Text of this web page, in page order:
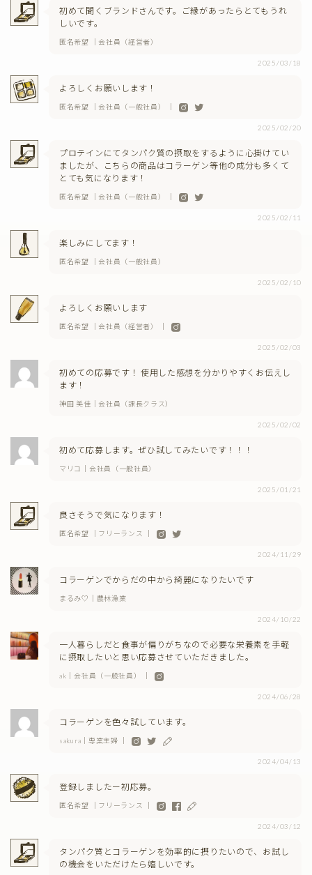
初めて聞くブランドさんです。ご縁があったらとてもうれ
しいです。
匿名希望 ｜会社員（経営者）
2025/03/18
よろしくお願いします！
匿名希望 ｜会社員（一般社員） ｜
2025/02/20
プロテインにてタンパク質の摂取をするように心掛けてい
ましたが、こちらの商品はコラーゲン等他の成分も多くて
とても気になります！
匿名希望 ｜会社員（一般社員） ｜
2025/02/11
楽しみにしてます！
匿名希望 ｜会社員（一般社員）
2025/02/10
よろしくお願いします
匿名希望 ｜会社員（経営者） ｜
2025/02/03
初めての応募です！ 使用した感想を分かりやすくお伝えし
ます！
神田 美佳｜会社員（課長クラス）
2025/02/02
初めて応募します。ぜひ試してみたいです！！！
マリコ｜会社員（一般社員）
2025/01/21
良さそうで気になります！
匿名希望 ｜フリーランス ｜
2024/11/29
コラーゲンでからだの中から綺麗になりたいです
まるみ♡｜農林漁業
2024/10/22
一人暮らしだと食事が偏りがちなので必要な栄養素を手軽
に摂取したいと思い応募させていただきました。
ak｜会社員（一般社員） ｜
2024/06/28
コラーゲンを色々試しています。
sakura｜専業主婦 ｜
2024/04/13
登録しましたー初応募。
匿名希望 ｜フリーランス ｜
2024/03/12
タンパク質とコラーゲンを効率的に摂りたいので、お試し
の機会をいただけたら嬉しいです。